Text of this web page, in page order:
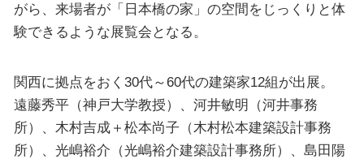
がら、来場者が「日本橋の家」の空間をじっくりと体
験できるような展覧会となる。
関西に拠点をおく30代～60代の建築家12組が出展。
遠藤秀平（神戸大学教授）、河井敏明（河井事務
所）、木村吉成＋松本尚子（木村松本建築設計事務
所）、光嶋裕介（光嶋裕介建築設計事務所）、島田陽